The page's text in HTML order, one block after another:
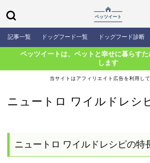
記事一覧 ドッグフード一覧 ドッグフード診断
ペッツイートは、ペットと幸せに暮らす
します
当サイトはアフィリエイト広告を利用し
ニュートロ ワイルドレシ
ニュートロ ワイルドレシピの特